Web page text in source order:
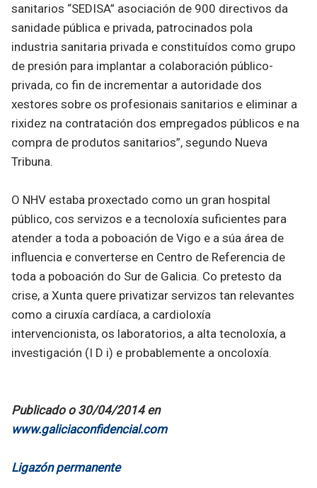
sanitarios “SEDISA” asociación de 900 directivos da
sanidade pública e privada, patrocinados pola
industria sanitaria privada e constituídos como grupo
de presión para implantar a colaboración público-
privada, co fin de incrementar a autoridade dos
xestores sobre os profesionais sanitarios e eliminar a
rixidez na contratación dos empregados públicos e na
compra de produtos sanitarios”, segundo Nueva
Tribuna.
O NHV estaba proxectado como un gran hospital
público, cos servizos e a tecnoloxía suficientes para
atender a toda a poboación de Vigo e a súa área de
influencia e converterse en Centro de Referencia de
toda a poboación do Sur de Galicia. Co pretesto da
crise, a Xunta quere privatizar servizos tan relevantes
como a ciruxía cardíaca, a cardioloxía
intervencionista, os laboratorios, a alta tecnoloxía, a
investigación (I D i) e probablemente a oncoloxía.
Publicado o 30/04/2014 en
www.galiciaconfidencial.com
Ligazón permanente